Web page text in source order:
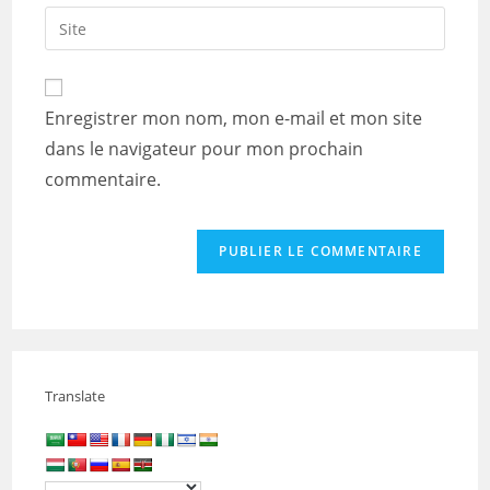
comment
email
address
comment
Saisir
l’URL
de
votre
site
(facultatif)
Enregistrer mon nom, mon e-mail et mon site
dans le navigateur pour mon prochain
commentaire.
Translate